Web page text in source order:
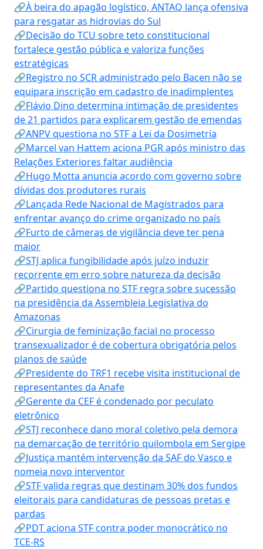
🔗À beira do apagão logístico, ANTAQ lança ofensiva
para resgatar as hidrovias do Sul
🔗Decisão do TCU sobre teto constitucional
fortalece gestão pública e valoriza funções
estratégicas
🔗Registro no SCR administrado pelo Bacen não se
equipara inscrição em cadastro de inadimplentes
🔗Flávio Dino determina intimação de presidentes
de 21 partidos para explicarem gestão de emendas
🔗ANPV questiona no STF a Lei da Dosimetria
🔗Marcel van Hattem aciona PGR após ministro das
Relações Exteriores faltar audiência
🔗Hugo Motta anuncia acordo com governo sobre
dívidas dos produtores rurais
🔗Lançada Rede Nacional de Magistrados para
enfrentar avanço do crime organizado no país
🔗Furto de câmeras de vigilância deve ter pena
maior
🔗STJ aplica fungibilidade após juízo induzir
recorrente em erro sobre natureza da decisão
🔗Partido questiona no STF regra sobre sucessão
na presidência da Assembleia Legislativa do
Amazonas
🔗Cirurgia de feminização facial no processo
transexualizador é de cobertura obrigatória pelos
planos de saúde
🔗Presidente do TRF1 recebe visita institucional de
representantes da Anafe
🔗Gerente da CEF é condenado por peculato
eletrônico
🔗STJ reconhece dano moral coletivo pela demora
na demarcação de território quilombola em Sergipe
🔗Justiça mantém intervenção da SAF do Vasco e
nomeia novo interventor
🔗STF valida regras que destinam 30% dos fundos
eleitorais para candidaturas de pessoas pretas e
pardas
🔗PDT aciona STF contra poder monocrático no
TCE-RS